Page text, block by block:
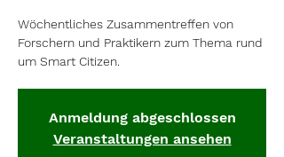
Wöchentliches Zusammentreffen von
Forschern und Praktikern zum Thema rund
um Smart Citizen.
Anmeldung abgeschlossen
Veranstaltungen ansehen